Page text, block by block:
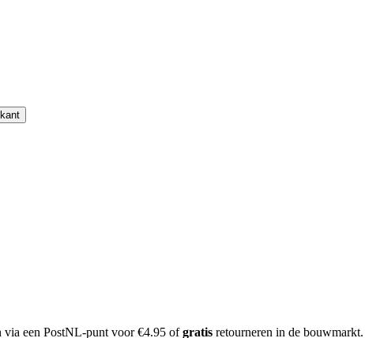
via een PostNL-punt voor €4.95 ofgratis retourneren in de